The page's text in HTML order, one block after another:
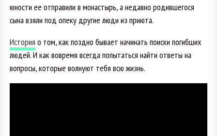
юности ее отправили в монастырь, а недавно родившегося
сына взяли под опеку другие люди из приюта.
История о том, как поздно бывает начинать поиски погибших
людей. И как вовремя всегда попытаться найти ответы на
вопросы, которые волнуют тебя всю жизнь.